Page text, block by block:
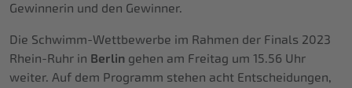
Gewinnerin und den Gewinner.
Die Schwimm-Wettbewerbe im Rahmen der Finals 2023
Rhein-Ruhr in Berlin gehen am Freitag um 15.56 Uhr
weiter. Auf dem Programm stehen acht Entscheidungen,